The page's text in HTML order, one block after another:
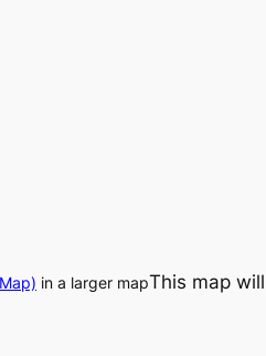
in a larger mapThis map